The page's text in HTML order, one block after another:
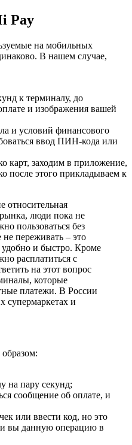
Pay
на мобильных
В нашем случае,
к терминалу, до
и изображения вашей
и условий финансового
ввод ПИН-кода или
карт, заходим в приложение,
после этого прикладываем к
относительная
люди пока не
пользоваться без
переживать – это
удобно и быстро. Кроме
расплатиться с
на этот вопрос
которые
платежи. В России
супермаркетах и
на пару секунд;
сообщение об оплате, и
или ввести код, но это
вы данную операцию в